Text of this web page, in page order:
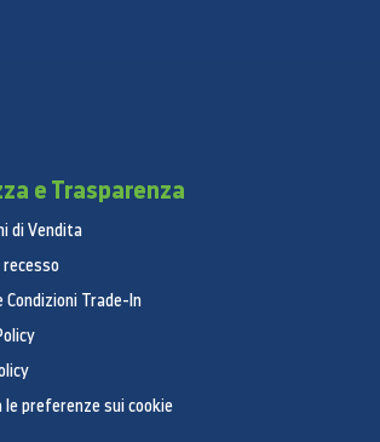
e Trasparenza
di Vendita
Condizioni Trade-In
le preferenze sui cookie